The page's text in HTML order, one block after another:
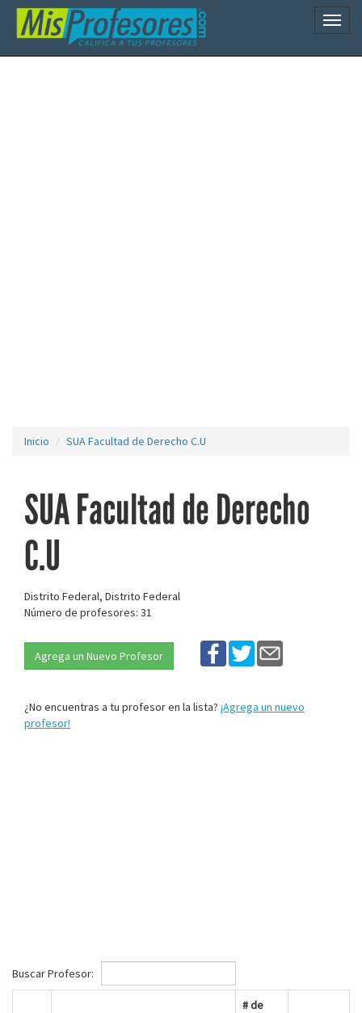
Inicio SUA Facultad de Derecho C.U
SUA Facultad de Derecho
C.U
Distrito Federal, Distrito Federal
Número de profesores: 31
Agrega un Nuevo Profesor
¿No encuentras a tu profesor en la lista? ¡Agrega un nuevo
profesor!
Buscar Profesor:
# de